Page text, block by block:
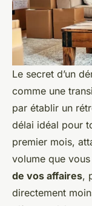
Le secret d’un
comme une
par établir un
délai idéal pour
premier mois,
volume que
de vos affaires,
directement